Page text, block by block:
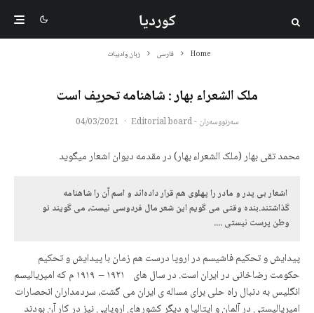
کوردیا
Home فارسی زبان وادبیات
ملک الشعراء بهار : شاهنامه تحریف است
سەرنووسەران - Editorial board ·
04/03/2021
محمد تقی بهار (ملک الشعراء بهار) در مقدمه دیوان اشعار میگوید
وطن پرست نیستی ....
پیدایش و تحکیم فاشیسم در اروپا درست هم زمان با پیدایش و تحکیم
حکومت رضاخانی در ایران است. در سال های ۱۹۲۱ – ۱۹۱۹ م که امپریالیسم
انگلیس به دنبال راه حلی برای مساله ی ایران می گشت، سردمداران انحصارات